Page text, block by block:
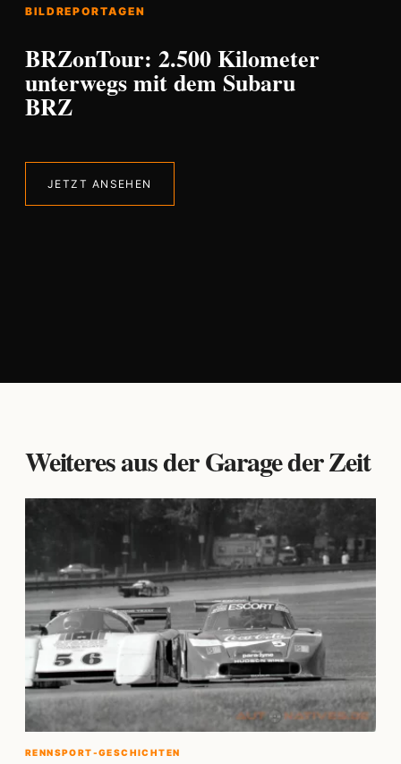
BILDREPORTAGEN
BRZonTour: 2.500 Kilometer
unterwegs mit dem Subaru
BRZ
JETZT ANSEHEN
Weiteres aus der Garage der Zeit
RENNSPORT-GESCHICHTEN